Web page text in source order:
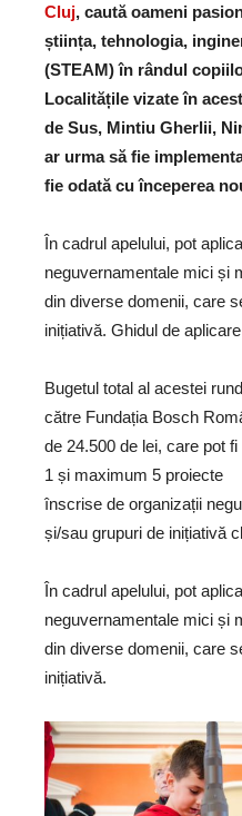
Cluj, caută oameni
știința, tehnologia,
(STEAM) în rândul
Localitățile vizate în
de Sus, Mintiu Gherlii,
ar urma să fie
fie odată cu începerea
În cadrul apelului, pot
neguvernamentale mici și
din diverse domenii, care
inițiativă. Ghidul de
Bugetul total al acestei
către Fundația Bosch
de 24.500 de lei, care pot
1 și maximum 5 proiecte
înscrise de organizații
și/sau grupuri de inițiativă
În cadrul apelului, pot
neguvernamentale mici și
din diverse domenii, care
inițiativă.